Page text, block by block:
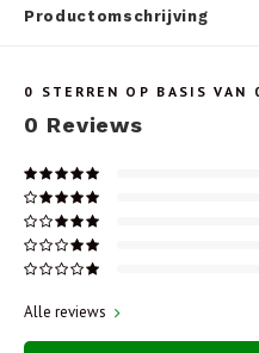
Productomschrijving
0 STERREN OP BASIS VAN
0 Reviews
Alle reviews